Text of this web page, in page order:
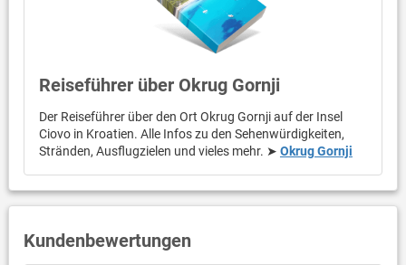
Reiseführer über Okrug Gornji
Der Reiseführer über den Ort Okrug Gornji auf der Insel
Ciovo in Kroatien. Alle Infos zu den Sehenwürdigkeiten,
Stränden, Ausflugzielen und vieles mehr. ➤ Okrug Gornji
Kundenbewertungen